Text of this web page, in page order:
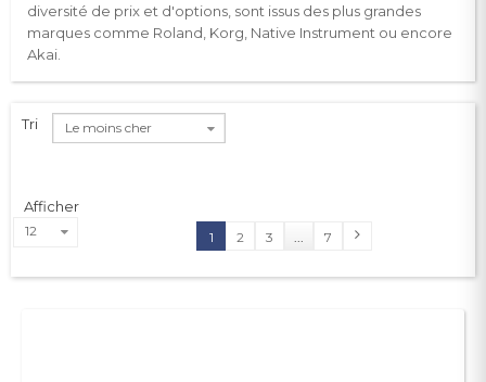
diversité de prix et d'options, sont issus des plus grandes
marques comme Roland, Korg, Native Instrument ou encore
Akai.
1 2 3 7
Tri Le moins cher
Afficher
12